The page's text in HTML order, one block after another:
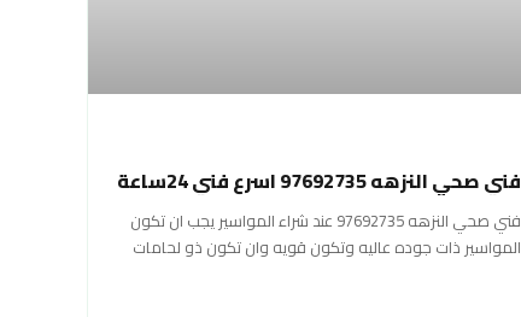
فني صحي النزهه 97692735 اسرع فني 24ساعة
فني صحي النزهه 97692735 عند شراء المواسير يجب ان تكون
المواسير ذات جوده عاليه وتكون قويه وان تكون ذو لحامات